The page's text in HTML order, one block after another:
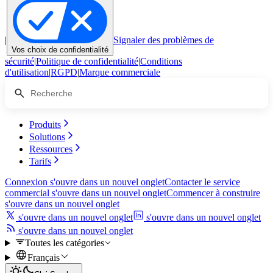
|
Vos choix de confidentialité
Signaler des problèmes de
sécurité|Politique de confidentialité|Conditions
d'utilisation|RGPD|Marque commerciale
Produits
Solutions
Ressources
Tarifs
Connexion s'ouvre dans un nouvel ongletContacter le service
commercial s'ouvre dans un nouvel ongletCommencer à construire
s'ouvre dans un nouvel onglet
s'ouvre dans un nouvel onglet
s'ouvre dans un nouvel onglet
s'ouvre dans un nouvel onglet
Toutes les catégories
Français